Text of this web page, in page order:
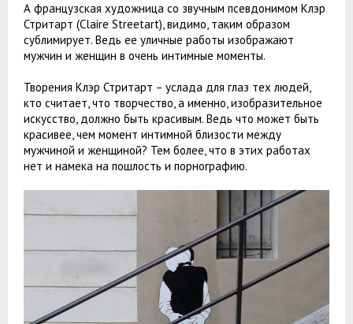
А французская художница со звучным псевдонимом Клэр
Стритарт (Claire Streetart), видимо, таким образом
сублимирует. Ведь ее уличные работы изображают
мужчин и женщин в очень интимные моменты.
Творения Клэр Стритарт – услада для глаз тех людей,
кто считает, что творчество, а именно, изобразительное
искусство, должно быть красивым. Ведь что может быть
красивее, чем момент интимной близости между
мужчиной и женщиной? Тем более, что в этих работах
нет и намека на пошлость и порнографию.